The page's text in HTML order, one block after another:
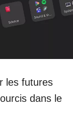
les futures
dans le